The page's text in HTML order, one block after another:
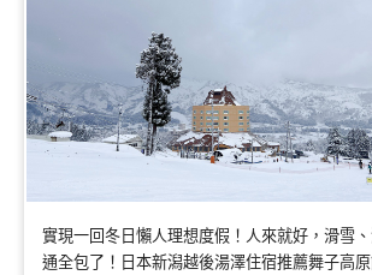
實現一回冬日懶人理想度假！人來就好，滑雪
通全包了！日本新潟越後湯澤住宿推薦舞子高